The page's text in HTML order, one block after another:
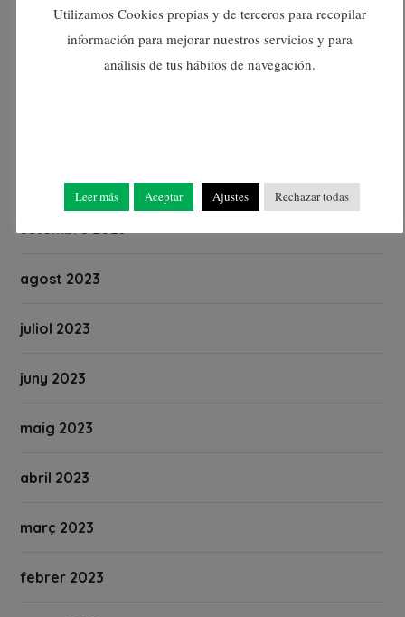
gener 2024
octubre 2023
setembre 2023
agost 2023
juliol 2023
juny 2023
maig 2023
abril 2023
març 2023
febrer 2023
Utilizamos Cookies propias y de terceros para recopilar
información para mejorar nuestros servicios y para
análisis de tus hábitos de navegación.
Leer más Aceptar Ajustes Rechazar todas